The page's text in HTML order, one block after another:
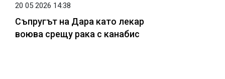
20 05 2026 14:38
Съпругът на Дара като лекар
воюва срещу рака с канабис